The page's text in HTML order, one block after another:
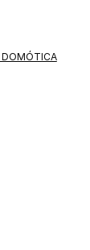
DOMÓTICA